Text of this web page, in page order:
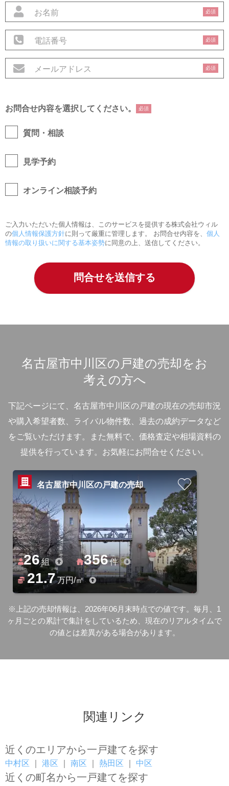
必須
必須
必須
お問合せ内容を選択してください。 必須
質問・相談
見学予約
オンライン相談予約
ご入力いただいた個人情報は、このサービスを提供する株式会社ウィル
の個人情報保護方針に則って厳重に管理します。 お問合せ内容を、 個人
情報の取り扱いに関する基本姿勢に同意の上、送信してください。
名古屋市中川区の戸建の売却をお
考えの方へ
下記ページにて、名古屋市中川区の戸建の現在の売却市況
や購入希望者数、ライバル物件数、過去の成約データなど
をご覧いただけます。
また無料で、価格査定や相場資料の
提供を行っています。お気軽にお問合せください。
名古屋市中川区の戸建の売却
26組 356件
21.7万円/㎡
※上記の売却情報は、2026年06月末時点での値です。毎月、1
ヶ月ごとの累計で集計をしているため、現在のリアルタイムで
の値とは差異がある場合があります。
関連リンク
近くのエリアから一戸建てを探す
中村区 港区 南区 熱田区 中区
近くの町名から一戸建てを探す